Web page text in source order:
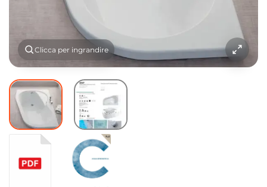
Clicca per ingrandire